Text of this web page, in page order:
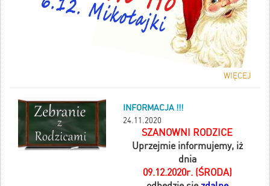
WIĘCEJ
INFORMACJA !!!
24.11.2020
SZANOWNI RODZICE
Uprzejmie informujemy, iż
dnia
09.12.2020r. (ŚRODA)